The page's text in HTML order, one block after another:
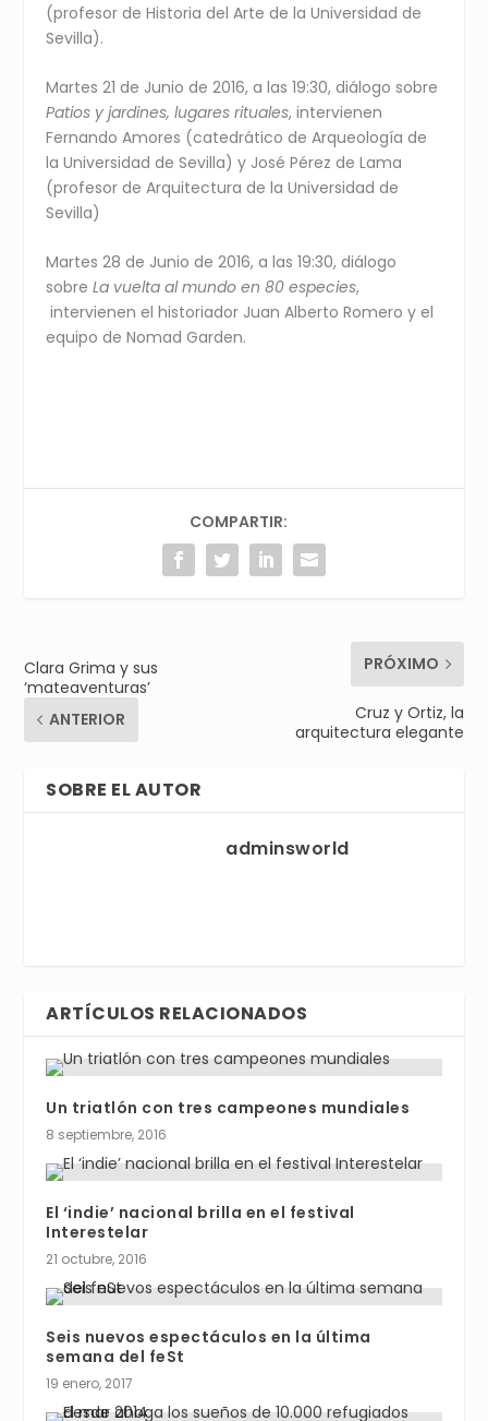
(profesor de Historia del Arte de la Universidad de
Sevilla).
Martes 21 de Junio de 2016, a las 19:30, diálogo sobre
Patios y jardines, lugares rituales, intervienen
Fernando Amores (catedrático de Arqueología de
la Universidad de Sevilla) y José Pérez de Lama
(profesor de Arquitectura de la Universidad de
Sevilla)
Martes 28 de Junio de 2016, a las 19:30, diálogo
sobreLa vuelta al mundo en 80 especies,
intervienen el historiador Juan Alberto Romero y el
equipo de Nomad Garden.
COMPARTIR:
Clara Grima y sus
‘mateaventuras’
ANTERIOR
PRÓXIMO
Cruz y Ortiz, la
arquitectura elegante
SOBRE EL AUTOR
adminsworld
ARTÍCULOS RELACIONADOS
Un triatlón con tres campeones mundiales
8 septiembre, 2016
El ‘indie’ nacional brilla en el festival
Interestelar
21 octubre, 2016
Seis nuevos espectáculos en la última
semana del feSt
19 enero, 2017